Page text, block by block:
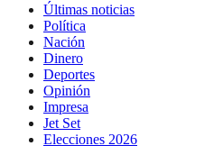
Últimas noticias
Política
Nación
Dinero
Deportes
Opinión
Impresa
Jet Set
Elecciones 2026